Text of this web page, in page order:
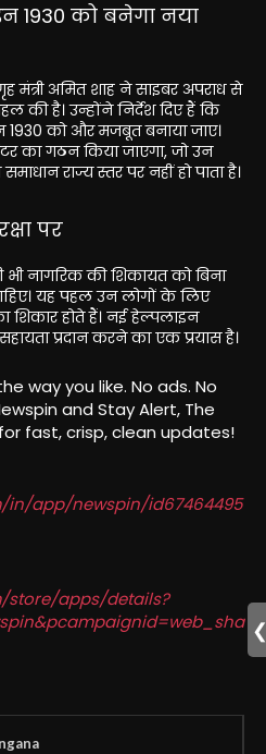
1930 को बनेगा नया
मंत्री अमित शाह ने साइबर अपराध से
है। उन्होंने निर्देश दिए हैं कि
1930 को और मजबूत बनाया जाए।
का गठन किया जाएगा, जो उन
राज्य स्तर पर नहीं हो पाता है।
पर
भी नागरिक की शिकायत को बिना
यह पहल उन लोगों के लिए
शिकार होते हैं। नई हेल्पलाइन
प्रदान करने का एक प्रयास है।
way you like. No ads. No
and Stay Alert, The
fast, crisp, clean updates!
in/app/newspin/id67464495
store/apps/details?